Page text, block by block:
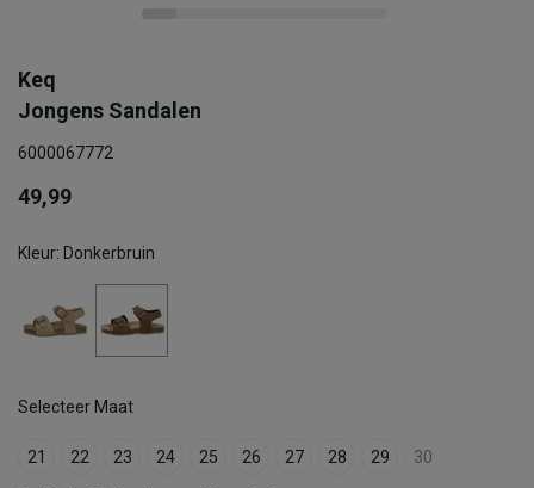
Keq
Jongens Sandalen
6000067772
49,99
Kleur: Donkerbruin
Selecteer Maat
21 22 23 24 25 26 27 28 29 30